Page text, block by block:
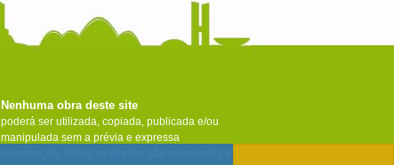
Nenhuma obra deste site
poderá ser utilizada, copiada, publicada e/ou
manipulada sem a prévia e expressa
autorização. Todos os direitos são reservados e